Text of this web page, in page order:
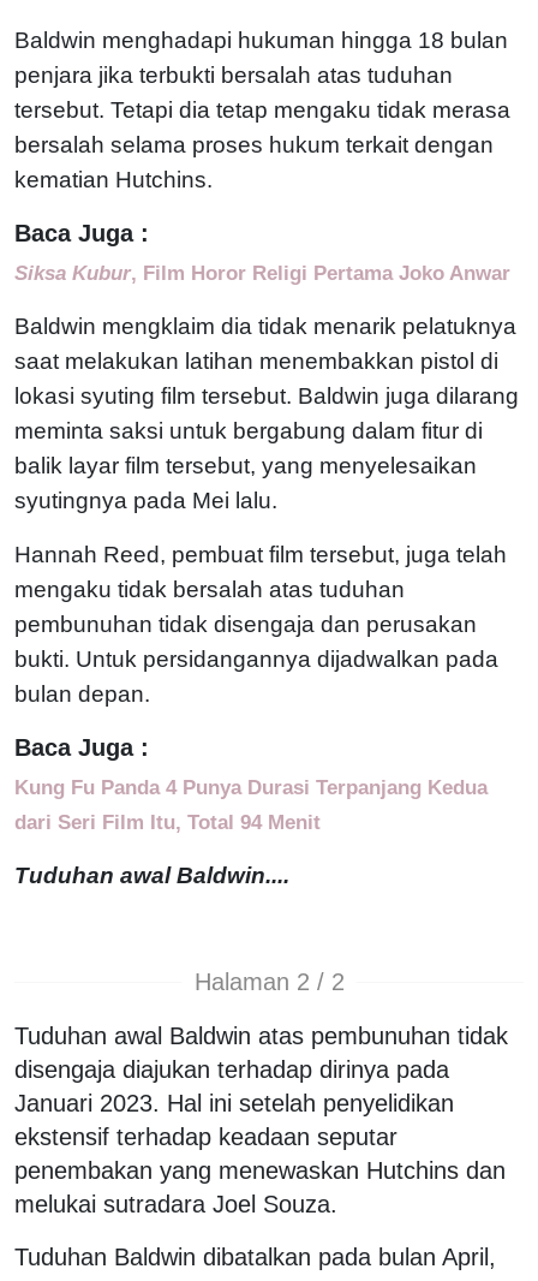
Baldwin menghadapi hukuman hingga 18 bulan
penjara jika terbukti bersalah atas tuduhan
tersebut. Tetapi dia tetap mengaku tidak merasa
bersalah selama proses hukum terkait dengan
kematian Hutchins.
Baca Juga :
Siksa Kubur, Film Horor Religi Pertama Joko Anwar
Baldwin mengklaim dia tidak menarik pelatuknya
saat melakukan latihan menembakkan pistol di
lokasi syuting film tersebut. Baldwin juga dilarang
meminta saksi untuk bergabung dalam fitur di
balik layar film tersebut, yang menyelesaikan
syutingnya pada Mei lalu.
Hannah Reed, pembuat film tersebut, juga telah
mengaku tidak bersalah atas tuduhan
pembunuhan tidak disengaja dan perusakan
bukti. Untuk persidangannya dijadwalkan pada
bulan depan.
Baca Juga :
Kung Fu Panda 4 Punya Durasi Terpanjang Kedua
dari Seri Film Itu, Total 94 Menit
Tuduhan awal Baldwin....
Halaman 2 / 2
Tuduhan awal Baldwin atas pembunuhan tidak
disengaja diajukan terhadap dirinya pada
Januari 2023. Hal ini setelah penyelidikan
ekstensif terhadap keadaan seputar
penembakan yang menewaskan Hutchins dan
melukai sutradara Joel Souza.
Tuduhan Baldwin dibatalkan pada bulan April,